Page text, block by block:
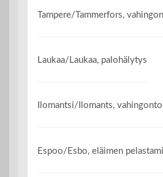
Tampere/Tammerfors,
Laukaa/Laukaa, palohälytys
Ilomantsi/Ilomants,
Espoo/Esbo, eläimen